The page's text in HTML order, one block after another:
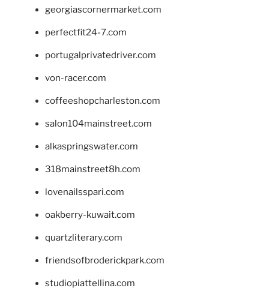
georgiascornermarket.com
perfectfit24-7.com
portugalprivatedriver.com
von-racer.com
coffeeshopcharleston.com
salon104mainstreet.com
alkaspringswater.com
318mainstreet8h.com
lovenailsspari.com
oakberry-kuwait.com
quartzliterary.com
friendsofbroderickpark.com
studiopiattellina.com